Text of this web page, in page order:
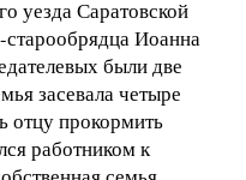
уезда Саратовской
старообрядца Иоанна
были две
засевала четыре
отцу прокормить
работником к